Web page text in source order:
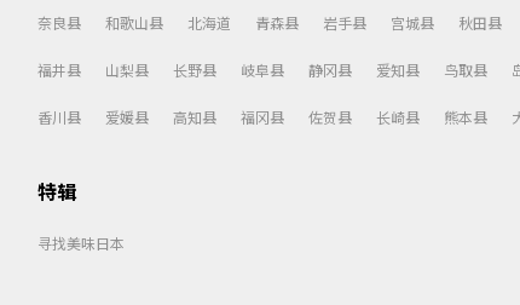
奈良县 和歌山县 北海道 青森县 岩手县 宫城县 秋田县
福井县 山梨县 长野县 岐阜县 静冈县 爱知县 鸟取县
香川县 爱媛县 高知县 福冈县 佐贺县 长崎县 熊本县
特辑
寻找美味日本